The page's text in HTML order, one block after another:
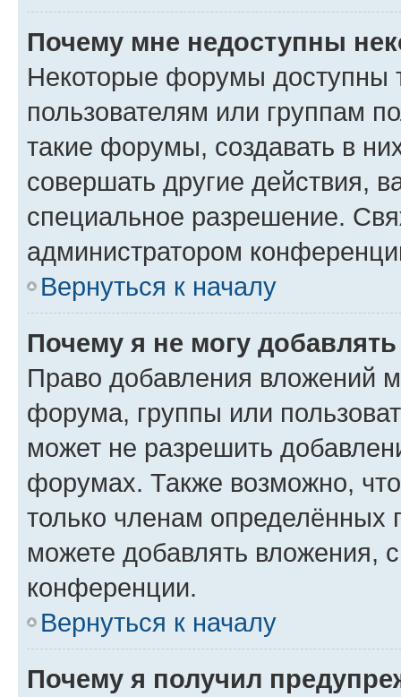
Почему мне недоступны
Некоторые форумы доступны
пользователям или группам
такие форумы, создавать в
совершать другие действия,
специальное разрешение.
администратором
Вернуться к началу
Почему я не могу
Право добавления вложений
форума, группы или
может не разрешить
форумах. Также возможно,
только членам определённых
можете добавлять вложения,
конференции.
Вернуться к началу
Почему я получил